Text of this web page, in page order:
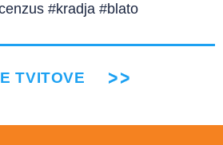
#kradja #blato
TVITOVE